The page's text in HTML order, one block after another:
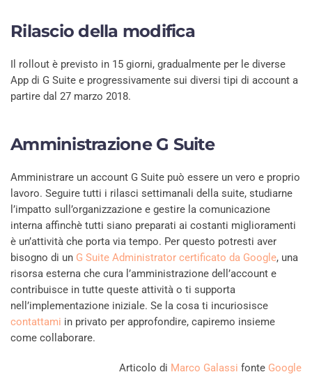
Rilascio della modifica
Il rollout è previsto in 15 giorni, gradualmente per le diverse
App di G Suite e progressivamente sui diversi tipi di account a
partire dal 27 marzo 2018.
Amministrazione G Suite
Amministrare un account G Suite può essere un vero e proprio
lavoro. Seguire tutti i rilasci settimanali della suite, studiarne
l’impatto sull’organizzazione e gestire la comunicazione
interna affinchè tutti siano preparati ai costanti miglioramenti
è un’attività che porta via tempo. Per questo potresti aver
bisogno di un G Suite Administrator certificato da Google, una
risorsa esterna che cura l’amministrazione dell’account e
contribuisce in tutte queste attività o ti supporta
nell’implementazione iniziale. Se la cosa ti incuriosisce
contattami in privato per approfondire, capiremo insieme
come collaborare.
Articolo di Marco Galassi fonte Google